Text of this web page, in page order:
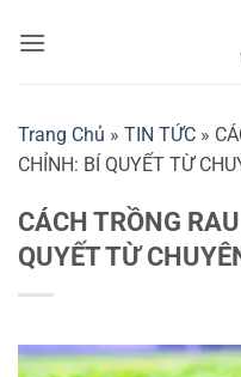
qua
Trang Chủ » TIN TỨC »
CHỈNH: BÍ QUYẾT TỪ
CÁCH TRỒNG
QUYẾT TỪ